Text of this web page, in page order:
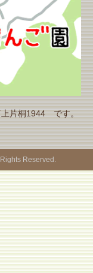
上片桐1944 です。
Reserved.